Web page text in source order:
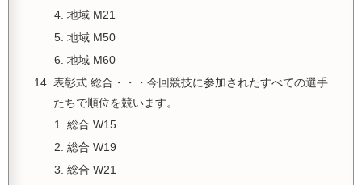
地域 M21
地域 M50
地域 M60
表彰式 総合・・・今回競技に参加されたすべての選手
たちで順位を競います。
総合 W15
総合 W19
総合 W21